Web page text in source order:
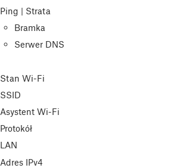
Ping | Strata
Bramka
Serwer DNS
Stan Wi-Fi
SSID
Asystent Wi-Fi
Protokół
LAN
Adres IPv4